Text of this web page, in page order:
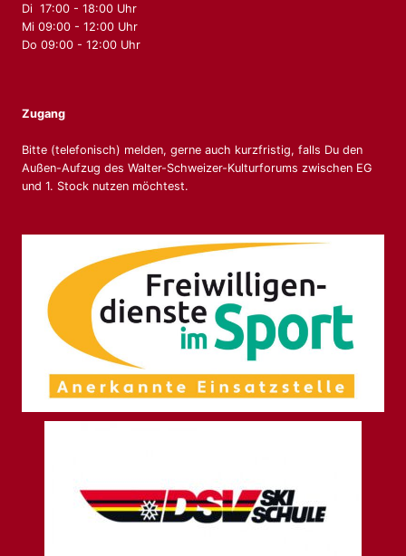
Di 17:00 - 18:00 Uhr
Mi 09:00 - 12:00 Uhr
Do 09:00 - 12:00 Uhr
Zugang
Bitte (telefonisch) melden, gerne auch kurzfristig, falls Du den
Außen-Aufzug des Walter-Schweizer-Kulturforums zwischen EG
und 1. Stock nutzen möchtest.